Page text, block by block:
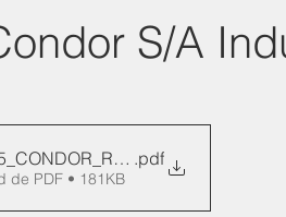
S/A
Manifesto
.pdf
de PDF • 181KB